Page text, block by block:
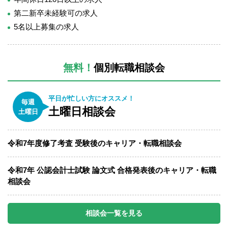
第二新卒未経験可の求人
5名以上募集の求人
無料！ 個別転職相談会
毎週
土曜日
平日が忙しい方にオススメ！
土曜日相談会
令和7年度修了考査 受験後のキャリア・転職相談会
令和7年 公認会計士試験 論文式 合格発表後のキャリア・転職
相談会
相談会一覧を見る